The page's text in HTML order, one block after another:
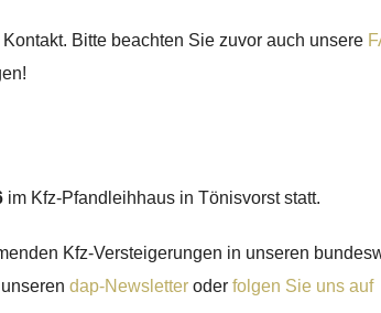
Bitte beachten Sie zuvor auch unsere
im Kfz-Pfandleihhaus in Tönisvorst statt.
Kfz-Versteigerungen in unseren
dap-Newsletter oder folgen Sie uns auf